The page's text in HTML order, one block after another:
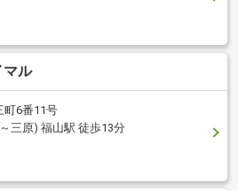
マル
町6番11号
三原) 福山駅 徒歩13分